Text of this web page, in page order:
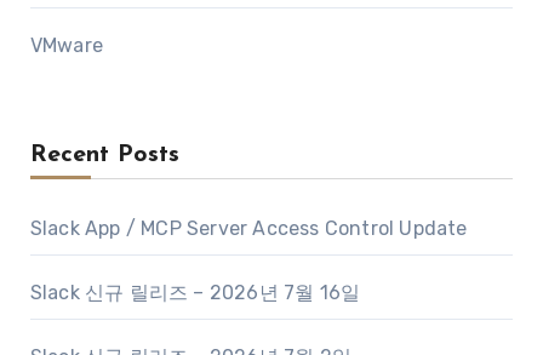
VMware
Recent Posts
Slack App / MCP Server Access Control Update
Slack 신규 릴리즈 – 2026년 7월 16일